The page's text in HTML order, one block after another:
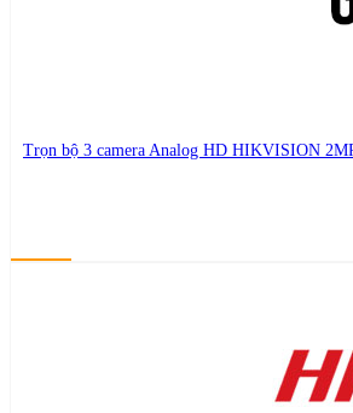
Trọn bộ 3 camera Analog HD HIKVISION